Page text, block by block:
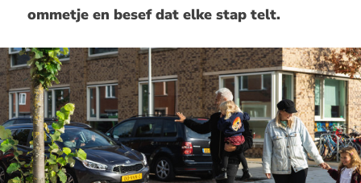
ommetje en besef dat elke stap telt.